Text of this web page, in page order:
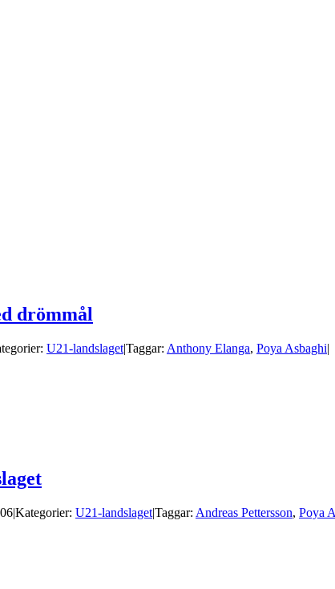
drömmål
U21-landslaget|Taggar: Anthony Elanga, Poya Asbaghi|
|Kategorier: U21-landslaget|Taggar: Andreas Pettersson, Poya